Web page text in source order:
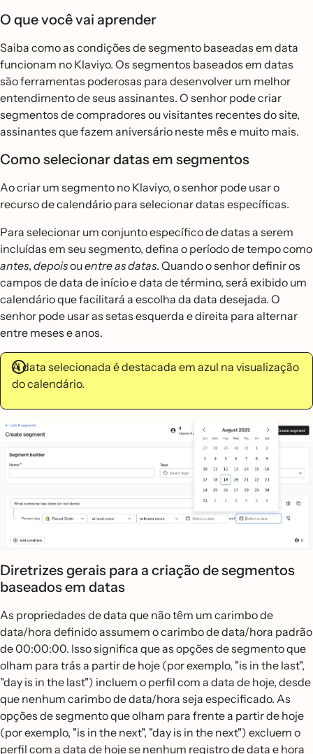
O que você vai aprender
Saiba como as condições de segmento baseadas em data
funcionam no Klaviyo. Os segmentos baseados em datas
são ferramentas poderosas para desenvolver um melhor
entendimento de seus assinantes. O senhor pode criar
segmentos de compradores ou visitantes recentes do site,
assinantes que fazem aniversário neste mês e muito mais.
Como selecionar datas em segmentos
Ao criar um segmento no Klaviyo, o senhor pode usar o
recurso de calendário para selecionar datas específicas.
Para selecionar um conjunto específico de datas a serem
incluídas em seu segmento, defina o período de tempo como
antes, depoisouentre as datas. Quando o senhor definir os
campos de data de início e data de término, será exibido um
calendário que facilitará a escolha da data desejada. O
senhor pode usar as setas esquerda e direita para alternar
entre meses e anos.
A data selecionada é destacada em azul na visualização
do calendário.
Diretrizes gerais para a criação de segmentos
baseados em datas
As propriedades de data que não têm um carimbo de
data/hora definido assumem o carimbo de data/hora padrão
de 00:00:00. Isso significa que as opções de segmento que
olham para trás a partir de hoje (por exemplo, "is in the last",
"day is in the last") incluem o perfil com a data de hoje, desde
que nenhum carimbo de data/hora seja especificado. As
opções de segmento que olham para frente a partir de hoje
(por exemplo, "is in the next", "day is in the next") excluem o
perfil com a data de hoje se nenhum registro de data e hora